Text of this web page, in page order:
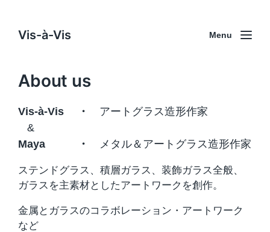
Vis-à-Vis Menu
About us
Vis-à-Vis ・ アートグラス造形作家
&
Maya ・ メタル＆アートグラス造形作家
ステンドグラス、積層ガラス、装飾ガラス全般、
ガラスを主素材としたアートワークを創作。
金属とガラスのコラボレーション・アートワーク
など